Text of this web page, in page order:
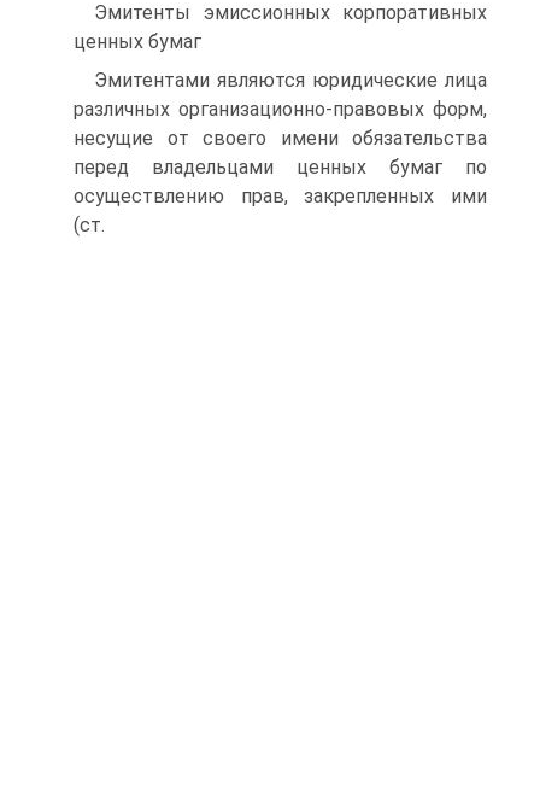
Эмитенты эмиссионных корпоративных
ценных бумаг
Эмитентами являются юридические лица
различных организационно-правовых форм,
несущие от своего имени обязательства
перед владельцами ценных бумаг по
осуществлению прав, закрепленных ими
(ст.